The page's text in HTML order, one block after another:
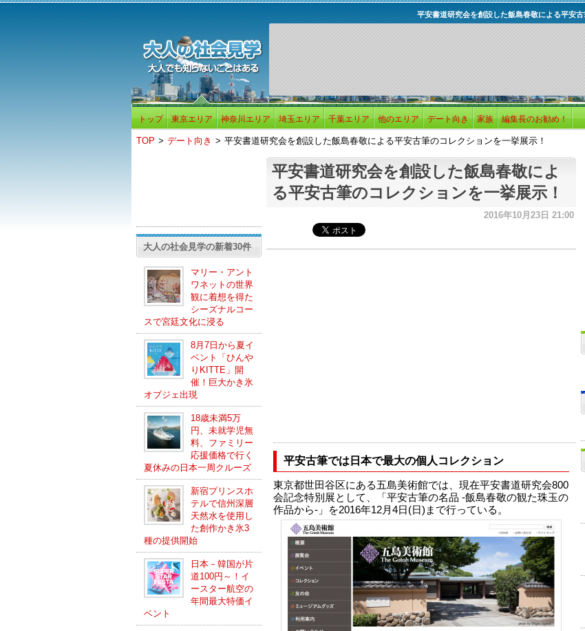
平安書道研究会を創設した飯島春敬による平安
トップ 東京エリア 神奈川エリア 埼玉エリア 千葉エリア 他のエリア デート向き 家族 編集長のお勧め！
TOP > デート向き > 平安書道研究会を創設した飯島春敬による平安古筆のコレクションを一挙展示！
大人の社会見学の新着30件
マリー・アント
ワネットの世界
観に着想を得た
シーズナルコー
スで宮廷文化に浸る
8月7日から夏イ
ベント「ひんや
りKITTE」開
催！巨大かき氷
オブジェ出現
18歳未満5万
円、未就学児無
料、ファミリー
応援価格で行く
夏休みの日本一周クルーズ
新宿プリンスホ
テルで信州深層
天然水を使用し
た創作かき氷3
種の提供開始
日本－韓国が片
道100円～！イ
ースター航空の
年間最大特価イ
ベント
平安書道研究会を創設した飯島春敬によ
る平安古筆のコレクションを一挙展示！
2016年10月23日 21:00
平安古筆では日本で最大の個人コレクション
東京都世田谷区にある五島美術館では、現在平安書道研究会800
会記念特別展として、「平安古筆の名品 -飯島春敬の観た珠玉の
作品から-」を2016年12月4日(日)まで行っている。